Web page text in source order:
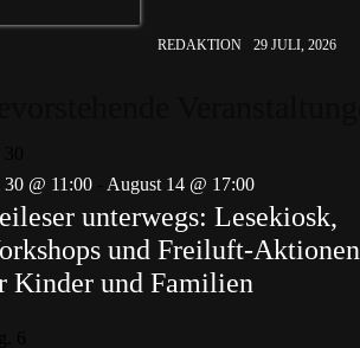
REDAKTION 29 JULI, 2026
30 @ 11:00
August 14 @ 17:00
unterwegs: Lesekiosk,
und Freiluft-Aktionen
Kinder und Familien